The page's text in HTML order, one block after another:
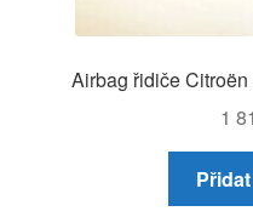
Airbag řidiče
1